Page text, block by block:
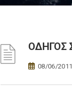
ΟΔΗΓΟΣ
08/06/2011